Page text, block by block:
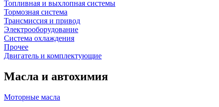
Топливная и выхлопная системы
Тормозная система
Трансмиссия и привод
Электрооборудование
Система охлаждения
Прочее
Двигатель и комплектующие
Масла и автохимия
Моторные масла